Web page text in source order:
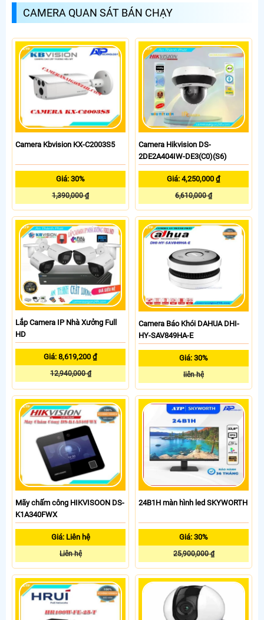
CAMERA QUAN SÁT BÁN CHẠY
Camera Kbvision KX-C2003S5
Giá: 30%
1,390,000 ₫
Camera Hikvision DS-
2DE2A404IW-DE3(C0)(S6)
Giá: 4,250,000 ₫
6,610,000 ₫
Lắp Camera IP Nhà Xưởng Full
HD
Giá: 8,619,200 ₫
12,940,000 ₫
Camera Báo Khói DAHUA DHI-
HY-SAV849HA-E
Giá: 30%
liên hệ
Mãy chấm công HIKVISOON DS-
K1A340FWX
Giá: Liên hệ
Liên hệ
24B1H màn hình led SKYWORTH
Giá: 30%
25,900,000 ₫